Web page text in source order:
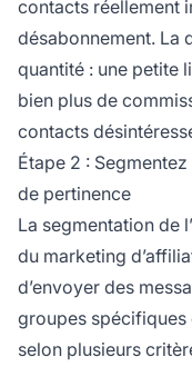
contacts réellement
désabonnement. La
quantité : une petite
bien plus de
contacts
Étape 2 :
de pertinence
La segmentation de
du marketing
d’envoyer des
groupes spécifiques
selon plusieurs